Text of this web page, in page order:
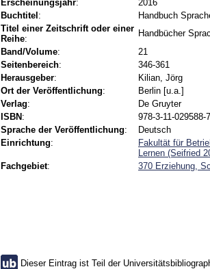
Erscheinungsjahr:
2016
Buchtitel :
Handbuch
Titel einer Zeitschrift oder einer
Reihe:
Handbücher
Band/Volume:
21
Seitenbereich:
346-361
Herausgeber:
Kilian, Jörg
Ort der Veröffentlichung:
Berlin [u.a.]
Verlag:
De Gruyter
ISBN :
978-3-11-029588-
Sprache der Veröffentlichung:
Deutsch
Einrichtung:
Fakultät für
Lernen (Seifried
Fachgebiet: 370 Erziehung,
Dieser Eintrag ist Teil der